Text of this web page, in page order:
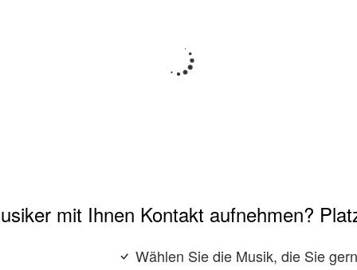
mit Ihnen Kontakt aufnehmen?
Wählen Sie die Musik, die Sie